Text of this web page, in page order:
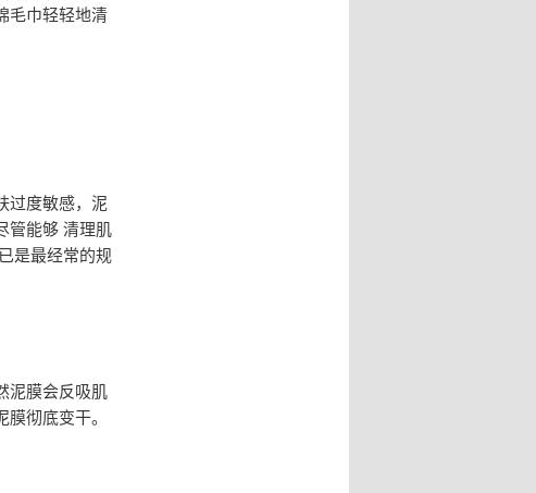
毛巾轻轻地清
过度敏感，泥
管能够 清理肌
是最经常的规
泥膜会反吸肌
彻底变干。